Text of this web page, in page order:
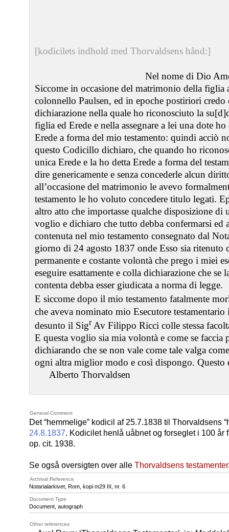
[kodicilets indhold med Thorvaldsens hånd:]
Nel nome di Dio
Siccome in occasione del matrimonio della figlia
colonnello Paulsen, ed in epoche postiriori credo
dichiarazione nella quale ho riconosciuto la
figlia ed Erede e nella assegnare a lei una dote ho
Erede a forma del mio testamento: quindi acciò
questo Codicillo dichiaro, che quando ho
unica Erede e la ho detta Erede a forma del
dire genericamente e senza concederle alcun
all’occasione del matrimonio le avevo
testamento le ho voluto concedere titulo legati.
altro atto che importasse qualche disposizione
voglio e dichiaro che tutto debba confermarsi ed
contenuta nel mio testamento consegnato dal
giorno di 24 agosto 1837 onde Esso sia ritenuto
permanente e costante volontà che prego i miei
eseguire esattamente e colla dichiarazione che se
contenta debba esser giudicata a norma di legge.
E siccome dopo il mio testamento fatalmente
che aveva nominato mio Esecutore
desunto il SigrAv Filippo Ricci colle stessa
E questa voglio sia mia volontà e come se faccia
dichiarando che se non vale come tale valga
ogni altra miglior modo e così dispongo.
Alberto Thorvaldsen
General Comment
Det “hemmelige” kodicil af 25.7.1838 til Thorvaldsens
24.8.1837. Kodicilet henlå uåbnet og forseglet i 100 år
op. cit. 1938.
Se også oversigten over alle Thorvaldsens testamenter
Archival Reference
Notarialarkivet, Rom, kopi m29 III , nr. 6
Document Type
Document, autograph
Other references